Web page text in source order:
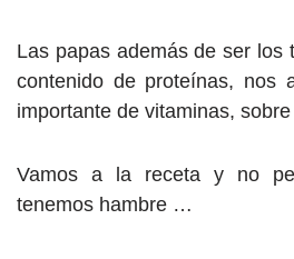
Las papas además de ser los
contenido de proteínas, nos
importante de vitaminas,
Vamos a la receta y no
tenemos hambre …